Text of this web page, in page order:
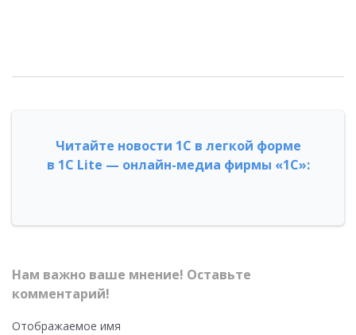
Читайте новости 1С в легкой форме
в 1С Lite — онлайн-медиа фирмы «1С»:
Нам важно ваше мнение! Оставьте
комментарий!
Отображаемое имя